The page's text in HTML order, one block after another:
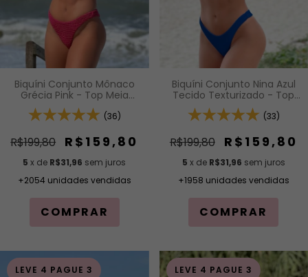
Biquíni Conjunto Mônaco
Grécia Pink - Top Meia
Taça com Aro e Alças de
Regulagem e Calcinha Asa
Levanta)
(36)
R$199,80 R$159,80
5 x de R$31,96 sem juros
+2054 unidades vendidas
COMPRAR
Biquíni Conjunto Nina Azul
Tecido Texturizado - Top
com Alças Fixas de
Regulagem e Aro Inteiro e
(33)
R$199,80 R$159,80
5 x de R$31,96 sem juros
+1958 unidades vendidas
COMPRAR
LEVE 4 PAGUE 3 LEVE 4 PAGUE 3